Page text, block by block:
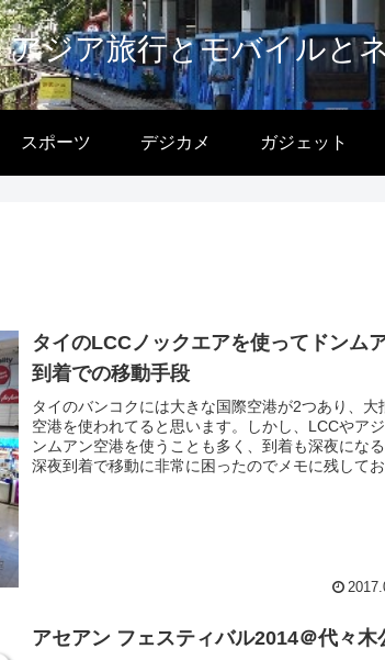
アジア旅行とモバイルと
スポーツ デジカメ ガジェット
タイのLCCノックエアを使ってドンム
到着での移動手段
タイのバンコクには大きな国際空港が2つあり、大
空港を使われてると思います。しかし、LCCやア
ンムアン空港を使うことも多く、到着も深夜になる
深夜到着で移動に非常に困ったのでメモに残してお
アセアン フェスティバル2014＠代々木